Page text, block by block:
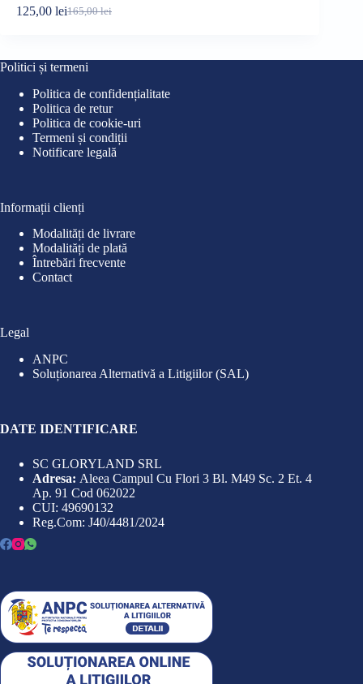
165,00lei
Prețul
fost:
165,00 lei.
125,00 leiPrețul
125,00 lei.
Politici și termeni
Politica de confidențialitate
Politica de retur
Politica de cookie-uri
Termeni și condiții
Notificare legală
Informații clienți
Modalități de livrare
Modalități de plată
Întrebări frecvente
Contact
Legal
ANPC
Soluționarea Alternativă a Litigiilor (SAL)
DATE IDENTIFICARE
SC GLORYLAND SRL
Adresa: Aleea Campul Cu Flori 3 Bl. M49 Sc. 2 Et. 4
Ap. 91 Cod 062022
CUI: 49690132
Reg.Com: J40/4481/2024